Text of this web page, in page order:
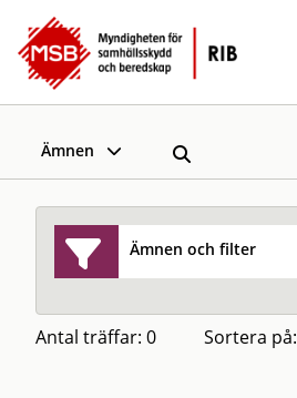
Ämnen
Ämnen och filter
Antal träffar: 0 Sortera på: